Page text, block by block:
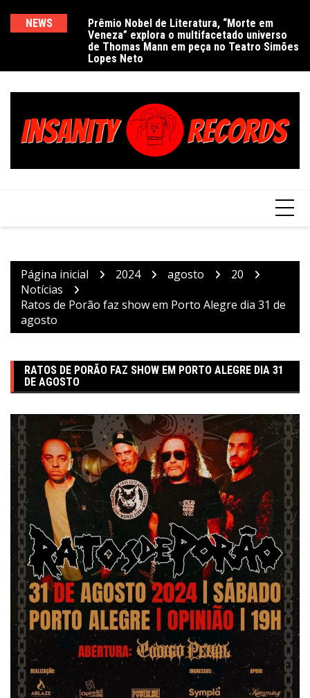
NEWS
Prêmio Nobel de Literatura, “Morte em
Veneza” explora o multifacetado universo
de Thomas Mann em peça no Teatro Simões
Lopes Neto
Página inicial 2024 agosto
20
Notícias
Ratos de Porão faz show em Porto Alegre dia 31 de
agosto
RATOS DE PORÃO FAZ SHOW EM PORTO ALEGRE DIA 31
DE AGOSTO